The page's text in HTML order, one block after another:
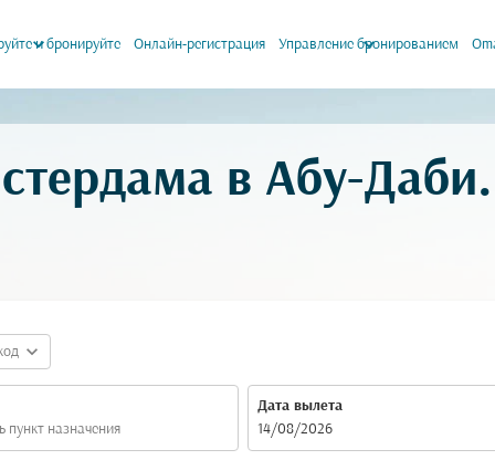
и бронируйте
keyboard_arrow_down Онлайн-регистрация Управление бронированием
keyboard_arrow_down
в Абу-
expand_more
Дата вылета
fc-booking-departure-date-aria-label
14/08/2026